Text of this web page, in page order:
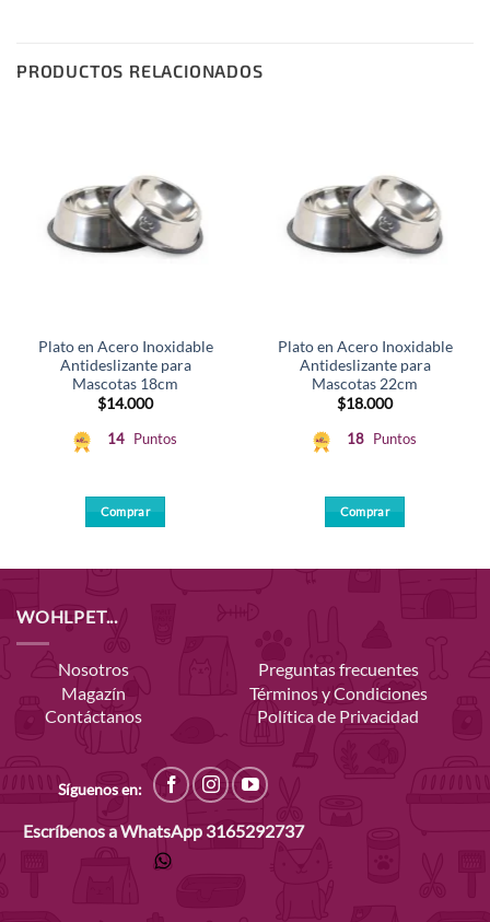
PRODUCTOS RELACIONADOS
Plato en Acero Inoxidable
Antideslizante para
Mascotas 18cm
$14.000
14 Puntos
Comprar
Plato en Acero Inoxidable
Antideslizante para
Mascotas 22cm
$18.000
18 Puntos
Comprar
WOHLPET...
Nosotros
Magazín
Contáctanos
Preguntas frecuentes
Términos y Condiciones
Política de Privacidad
Síguenos en:
Escríbenos a WhatsApp 3165292737